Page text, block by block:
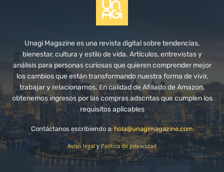
Unagi Magazine es una revista digital sobre tendencias,
bienestar, cultura y estilo de vida. Artículos, entrevistas y
análisis para personas curiosas que quieren comprender mejor
los cambios que están transformando nuestra forma de vivir,
trabajar y relacionarnos. En calidad de Afiliado de Amazon,
obtenemos ingresos por las compras adscritas que cumplen los
requisitos aplicables
Contáctanos escribiendo a:hola@unagimagazine.com
Aviso legalyPolítica de privacidad